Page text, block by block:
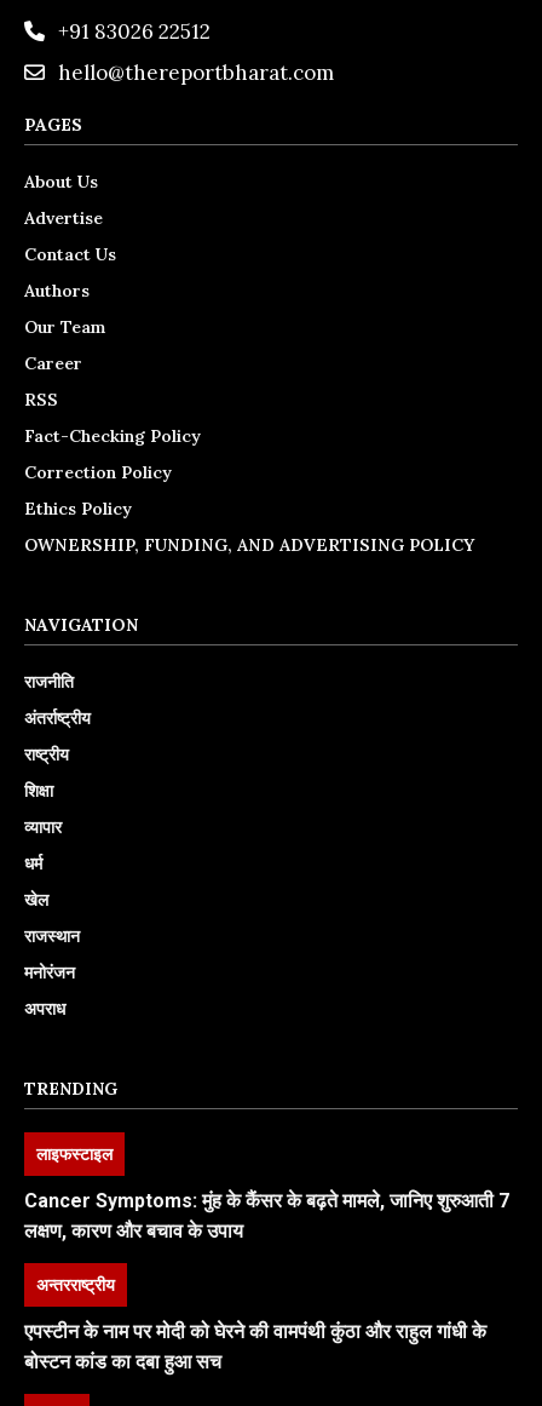
+91 83026 22512
hello@thereportbharat.com
PAGES
About Us
Advertise
Contact Us
Authors
Our Team
Career
RSS
Fact-Checking Policy
Correction Policy
Ethics Policy
OWNERSHIP, FUNDING, AND ADVERTISING POLICY
NAVIGATION
राजनीति
अंतर्राष्ट्रीय
राष्ट्रीय
शिक्षा
व्यापार
धर्म
खेल
राजस्थान
मनोरंजन
अपराध
TRENDING
लाइफस्टाइल
Cancer Symptoms: मुंह के कैंसर के बढ़ते मामले, जानिए शुरुआती 7
लक्षण, कारण और बचाव के उपाय
अन्तरराष्ट्रीय
एपस्टीन के नाम पर मोदी को घेरने की वामपंथी कुंठा और राहुल गांधी के
बोस्टन कांड का दबा हुआ सच